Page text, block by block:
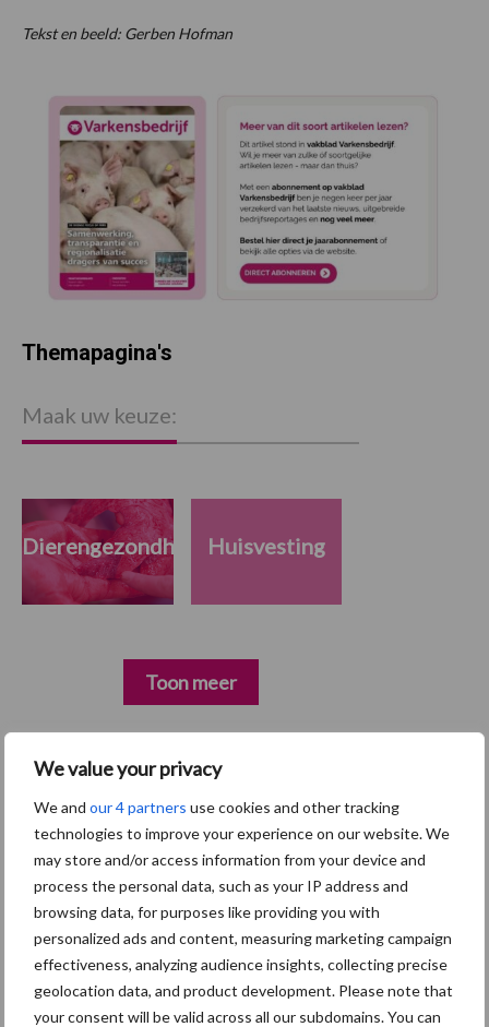
We value your privacy
We and our 4 partners use cookies and other tracking
technologies to improve your experience on our website. We
may store and/or access information from your device and
process the personal data, such as your IP address and
browsing data, for purposes like providing you with
personalized ads and content, measuring marketing campaign
effectiveness, analyzing audience insights, collecting precise
geolocation data, and product development. Please note that
your consent will be valid across all our subdomains. You can
Tekst en beeld: Gerben Hofman
Primaire
Sidebar
Recent nieuws
7 aug
Britse varkenssector vreest
afzetcrisis in het najaar
Hittestress: wat gebeurt er en hoe
kunnen we het voorkomen?
Themapagina's
Maak uw keuze:
Dierengezondheid Huisvesting
Toon meer